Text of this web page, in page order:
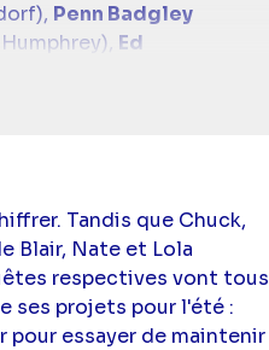
Penn Badgley
Ed
Tandis que Chuck,
Blair, Nate et Lola
respectives vont tous
ses projets pour l'été :
essayer de maintenir